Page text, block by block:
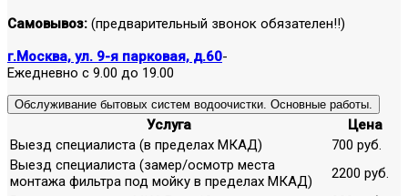
Самовывоз: (предварительный звонок обязателен!!)
г.Москва, ул. 9-я парковая, д.60-
Ежедневно с 9.00 до 19.00
Обслуживание бытовых систем водоочистки. Основные работы.
Услуга
Цена
Выезд специалиста (в пределах МКАД)
700 руб.
Выезд специалиста (замер/осмотр места
монтажа фильтра под мойку в пределах МКАД)
2200 руб.